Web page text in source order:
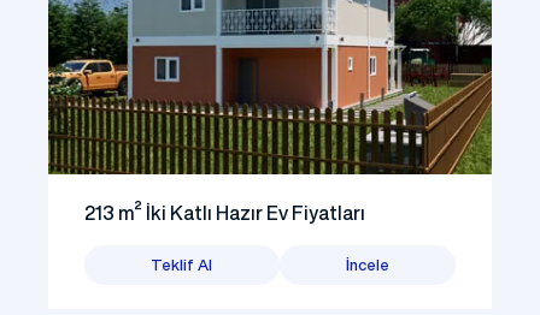
213 m² İki Katlı Hazır Ev Fiyatları
Teklif Al İncele